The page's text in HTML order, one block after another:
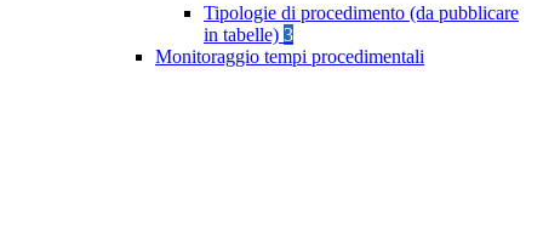
Tipologie di procedimento (da pubblicare
in tabelle) 3
Monitoraggio tempi procedimentali